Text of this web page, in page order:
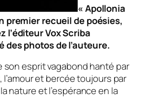
« Apollonia
premier recueil de poésies,
l’éditeur Vox Scriba
des photos de l’auteure.
son esprit vagabond hanté par
l’amour et bercée toujours par
nature et l’espérance en la